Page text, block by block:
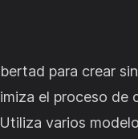
para crear
el proceso
varios